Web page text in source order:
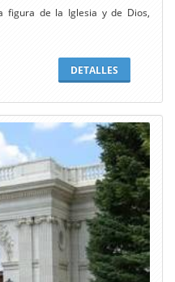
figura de la Iglesia y de Dios,
DETALLES